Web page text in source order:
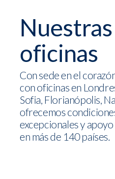
Nuestras
oficinas
Con sede en el
con oficinas en
Sofia, Florianópolis,
ofrecemos
excepcionales y
en más de 140 países.